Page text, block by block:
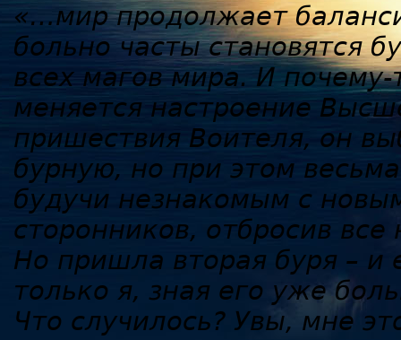
«…мир продолжает
больно часты становятся
всех магов мира. И
меняется настроение
пришествия Воителя, он
бурную, но при этом
будучи незнакомым с
сторонников, отбросив
Но пришла вторая буря – и
только я, зная его уже
Что случилось? Увы, мне